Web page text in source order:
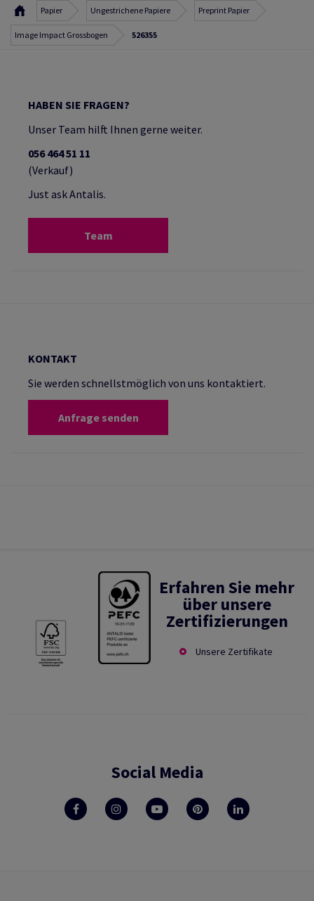
Papier Ungestrichene Papiere Preprint Papier
Image Impact Grossbogen 526355
HABEN SIE FRAGEN?
Unser Team hilft Ihnen gerne weiter.
056 464 51 11
(Verkauf)
Just ask Antalis.
Team
KONTAKT
Sie werden schnellstmöglich von uns kontaktiert.
Anfrage senden
Erfahren Sie mehr
über unsere
Zertifizierungen
Unsere Zertifikate
Social Media